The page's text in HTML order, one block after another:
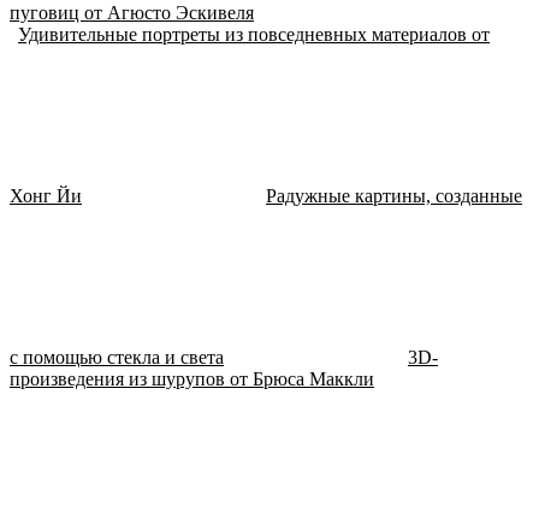
пуговиц от Агюсто Эскивеля
Удивительные портреты из повседневных материалов от
Хонг Йи Радужные картины, созданные
с помощью стекла и света
3D-
произведения из шурупов от Брюса Маккли